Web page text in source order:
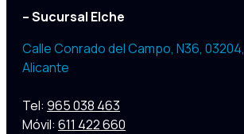
– Sucursal Elche
Calle Conrado del Campo, N36, 03204,
Alicante
Tel: 965 038 463
Móvil: 611 422 660